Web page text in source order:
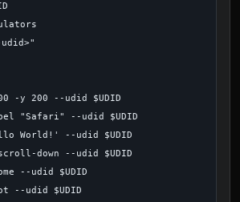
udid>"
-y 200 --udid $UDID
"Safari" --udid $UDID
World!' --udid $UDID
down --udid $UDID
--udid $UDID